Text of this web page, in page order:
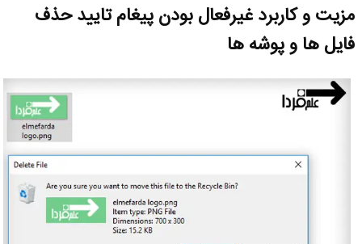
مزیت و کاربرد غیرفعال بودن پیغام تایید حذف
فایل ها و پوشه ها